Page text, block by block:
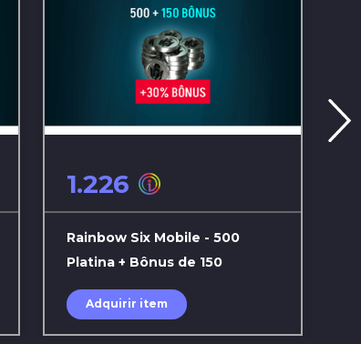
1.226
Rainbow Six Mobile - 500
Platina + Bônus de 150
Adquirir item